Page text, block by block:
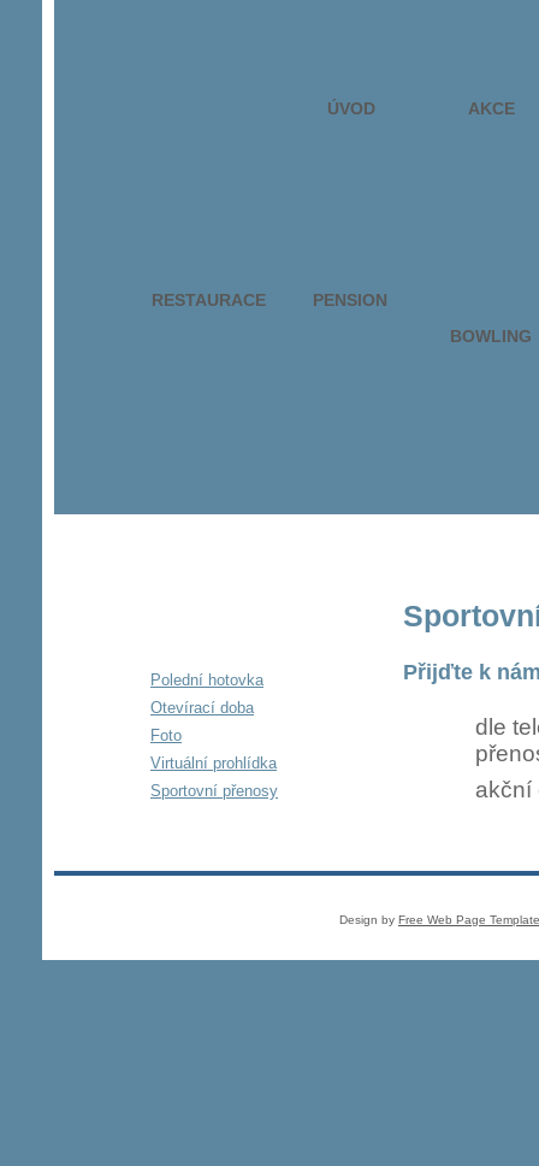
ÚVOD AKCE
RESTAURACE
PENSION
BOWLING
Přijďte k
dle
akční
Polední hotovka
Otevírací doba
Foto
Virtuální prohlídka
Sportovní přenosy
Design by Free Web Page